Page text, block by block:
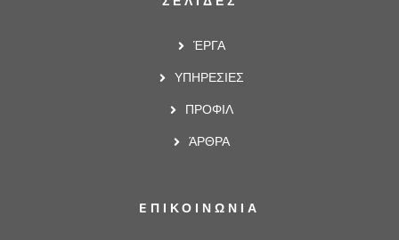
ΈΡΓΑ
ΥΠΗΡΕΣΙΕΣ
ΠΡΟΦΙΛ
ΆΡΘΡΑ
EΠΙΚΟΙΝΩΝΙΑ